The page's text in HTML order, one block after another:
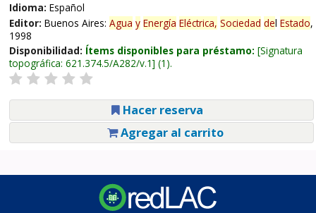
Idioma: Español
Editor: Buenos Aires: Agua y Energía Eléctrica, Sociedad del Estado,
1998
Disponibilidad: Ítems disponibles para préstamo: Signatura
topográfica: 621.374.5/A282/v.1 (1).
Hacer reserva
Agregar al carrito